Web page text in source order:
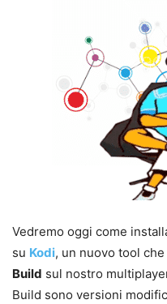
Vedremo oggi come
su Kodi, un nuovo tool
Build sul nostro
Build sono versioni